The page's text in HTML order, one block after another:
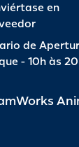
en
de
- 10h às